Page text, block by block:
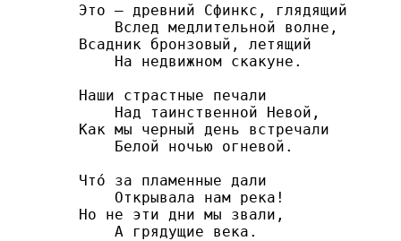
Это — древний Сфинкс, глядящий
    Вслед медлительной волне,
Всадник бронзовый, летящий
    На недвижном скакуне.
Наши страстные печали
    Над таинственной Невой,
Как мы черный день встречали
    Белой ночью огневой.
Что́ за пламенные дали
    Открывала нам река!
Но не эти дни мы звали,
    А грядущие века.